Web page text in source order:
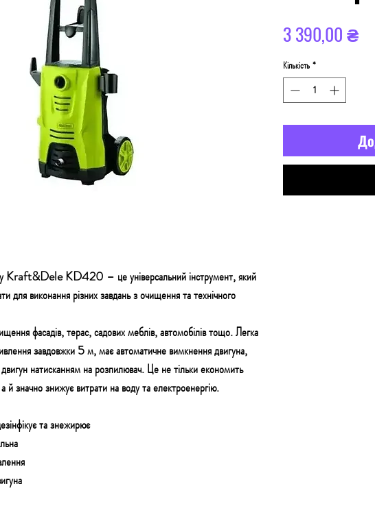
Kraft&Dele KD420 – це універсальний інструмент, який
для виконання різних завдань з очищення та технічного
фасадів, терас, садових меблів, автомобілів тощо. Легка
завдовжки 5 м, має автоматичне вимкнення двигуна,
натисканням на розпилювач. Це не тільки економить
й значно знижує витрати на воду та електроенергію.
та знежирює
3 390,00 ₴
Кількість *